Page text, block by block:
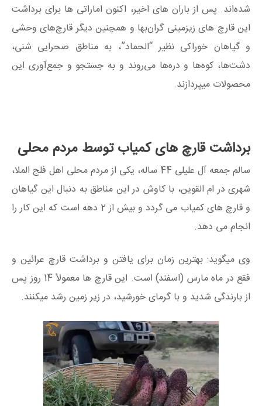
شده‌اند. پس از باران های اخیر، اکنون اماراتی ها برای برداشت
این قارچ های زیزمینی گران‌بها و همچنین دیگر قارچ‌های وحشی
و گیاهان خوراکی نظیر “الحماد”، به مناطق صحرایی شنی،
دشت‌ها، کوه‌ها و دره‌ها می‌روند و به جستجو و جمع‌آوری این
محصولات میپردازند.
برداشت قارچ های کمیاب توسط مردم محلی
سالم جمعه آل علیلی 44 ساله، یکی از مردم محلی اهل فلج الملا،
شهری در ام القوین، با کاوش در این مناطق به دنبال این گیاهان
و قارچ های کمیاب می گردد و بیش از 2 دهه است که این کار را
انجام می دهد.
وی میگوید: بهترین زمان برای یافتن و برداشت قارچ عرائین و
فقع در ماه مارس (اسفند) است. این قارچ ها معمولاً 14 روز پس
از بارندگی شدید و با گرمای خورشید، در زیر زمین رشد میکنند.